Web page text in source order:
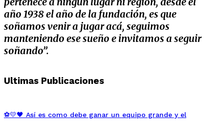
año 1938 el año de la fundación, es que
soñamos venir a jugar acá, seguimos
manteniendo ese sueño e invitamos a seguir
soñando”.
Ultimas Publicaciones
⚽💛🖤 Así es como debe ganar un equipo grande y el